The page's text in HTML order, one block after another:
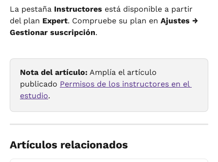
La pestaña Instructores está disponible a partir
del plan Expert. Compruebe su plan en Ajustes →
Gestionar suscripción.
Nota del artículo: Amplía el artículo
publicado Permisos de los instructores en el
estudio.
Artículos relacionados